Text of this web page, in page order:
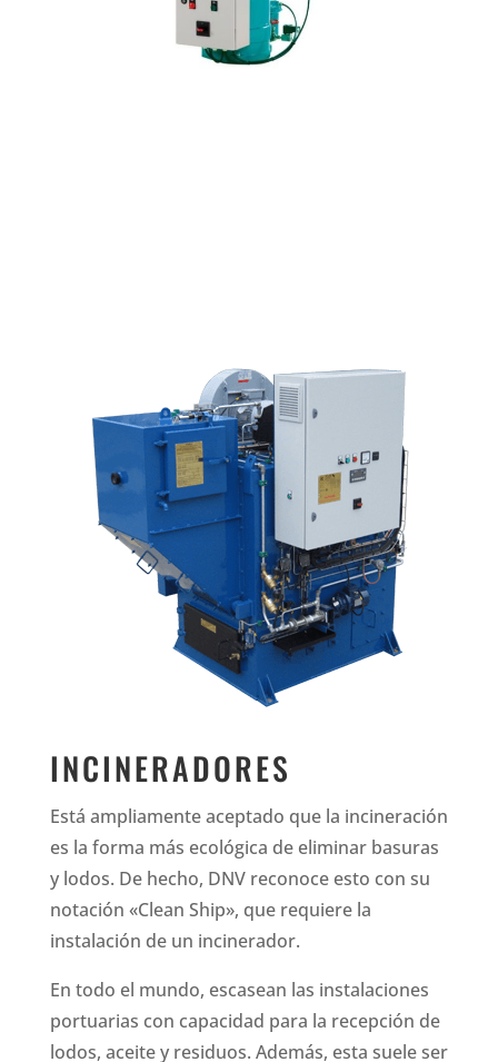
INCINERADORES
Está ampliamente aceptado que la incineración
es la forma más ecológica de eliminar basuras
y lodos. De hecho, DNV reconoce esto con su
notación «Clean Ship», que requiere la
instalación de un incinerador.
En todo el mundo, escasean las instalaciones
portuarias con capacidad para la recepción de
lodos, aceite y residuos. Además, esta suele ser